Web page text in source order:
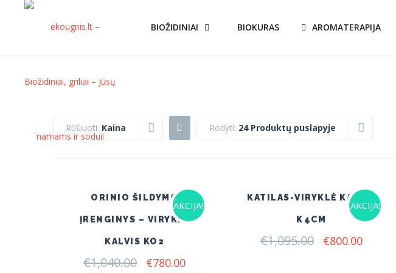
BIOŽIDINIAI BIOKURAS AROMATERAPIJA
Rūšiuoti: Kaina Rodyti: 24 Produktų puslapyje
AKCIJA!
ORINIO ŠILDYMO
ĮRENGINYS – VIRYKLĖ
KALVIS KO2
€1,040.00 Original
€780.00Current
AKCIJA!
KATILAS-VIRYKLĖ KALVIS
K4CM
€1,095.00 Original
€800.00Current